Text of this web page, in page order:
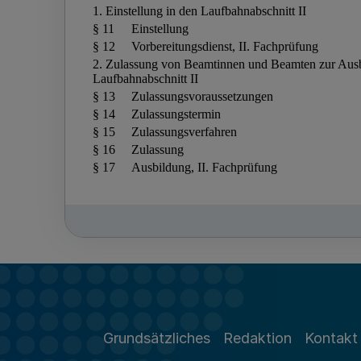
Grundsätzliches Redaktion Kontakt